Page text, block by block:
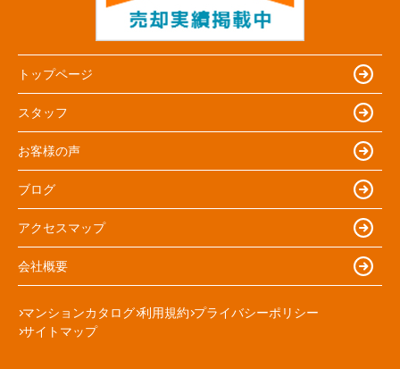
トップページ
スタッフ
お客様の声
ブログ
アクセスマップ
会社概要
マンションカタログ 利用規約 プライバシーポリシー
サイトマップ